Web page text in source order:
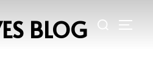
BLOG